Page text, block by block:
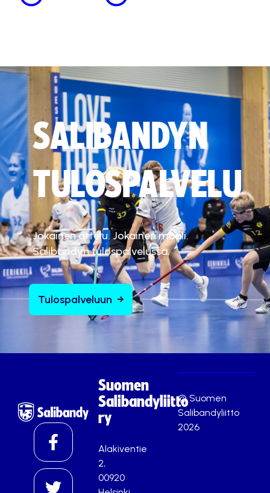
SALIBANDYN
TULOSPALVELU
Jokainen ottelu. Jokainen maali.
Salibandyn tulospalvelussa.
Tulospalveluun
Suomen
Salibandyliitto
ry
Alakiventie
2,
00920
© Suomen
Salibandyliitto
2026